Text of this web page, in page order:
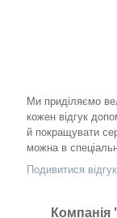
Ми приділяємо
кожен відгук
й покращувати
можна в
Подивитися